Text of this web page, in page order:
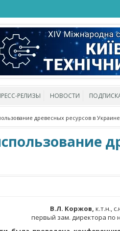
РЕЛИЗЫ НОВОСТИ
древесных ресурсов в Украине
В.Л. Коржов, к.т.н.,
первый зам. директора по